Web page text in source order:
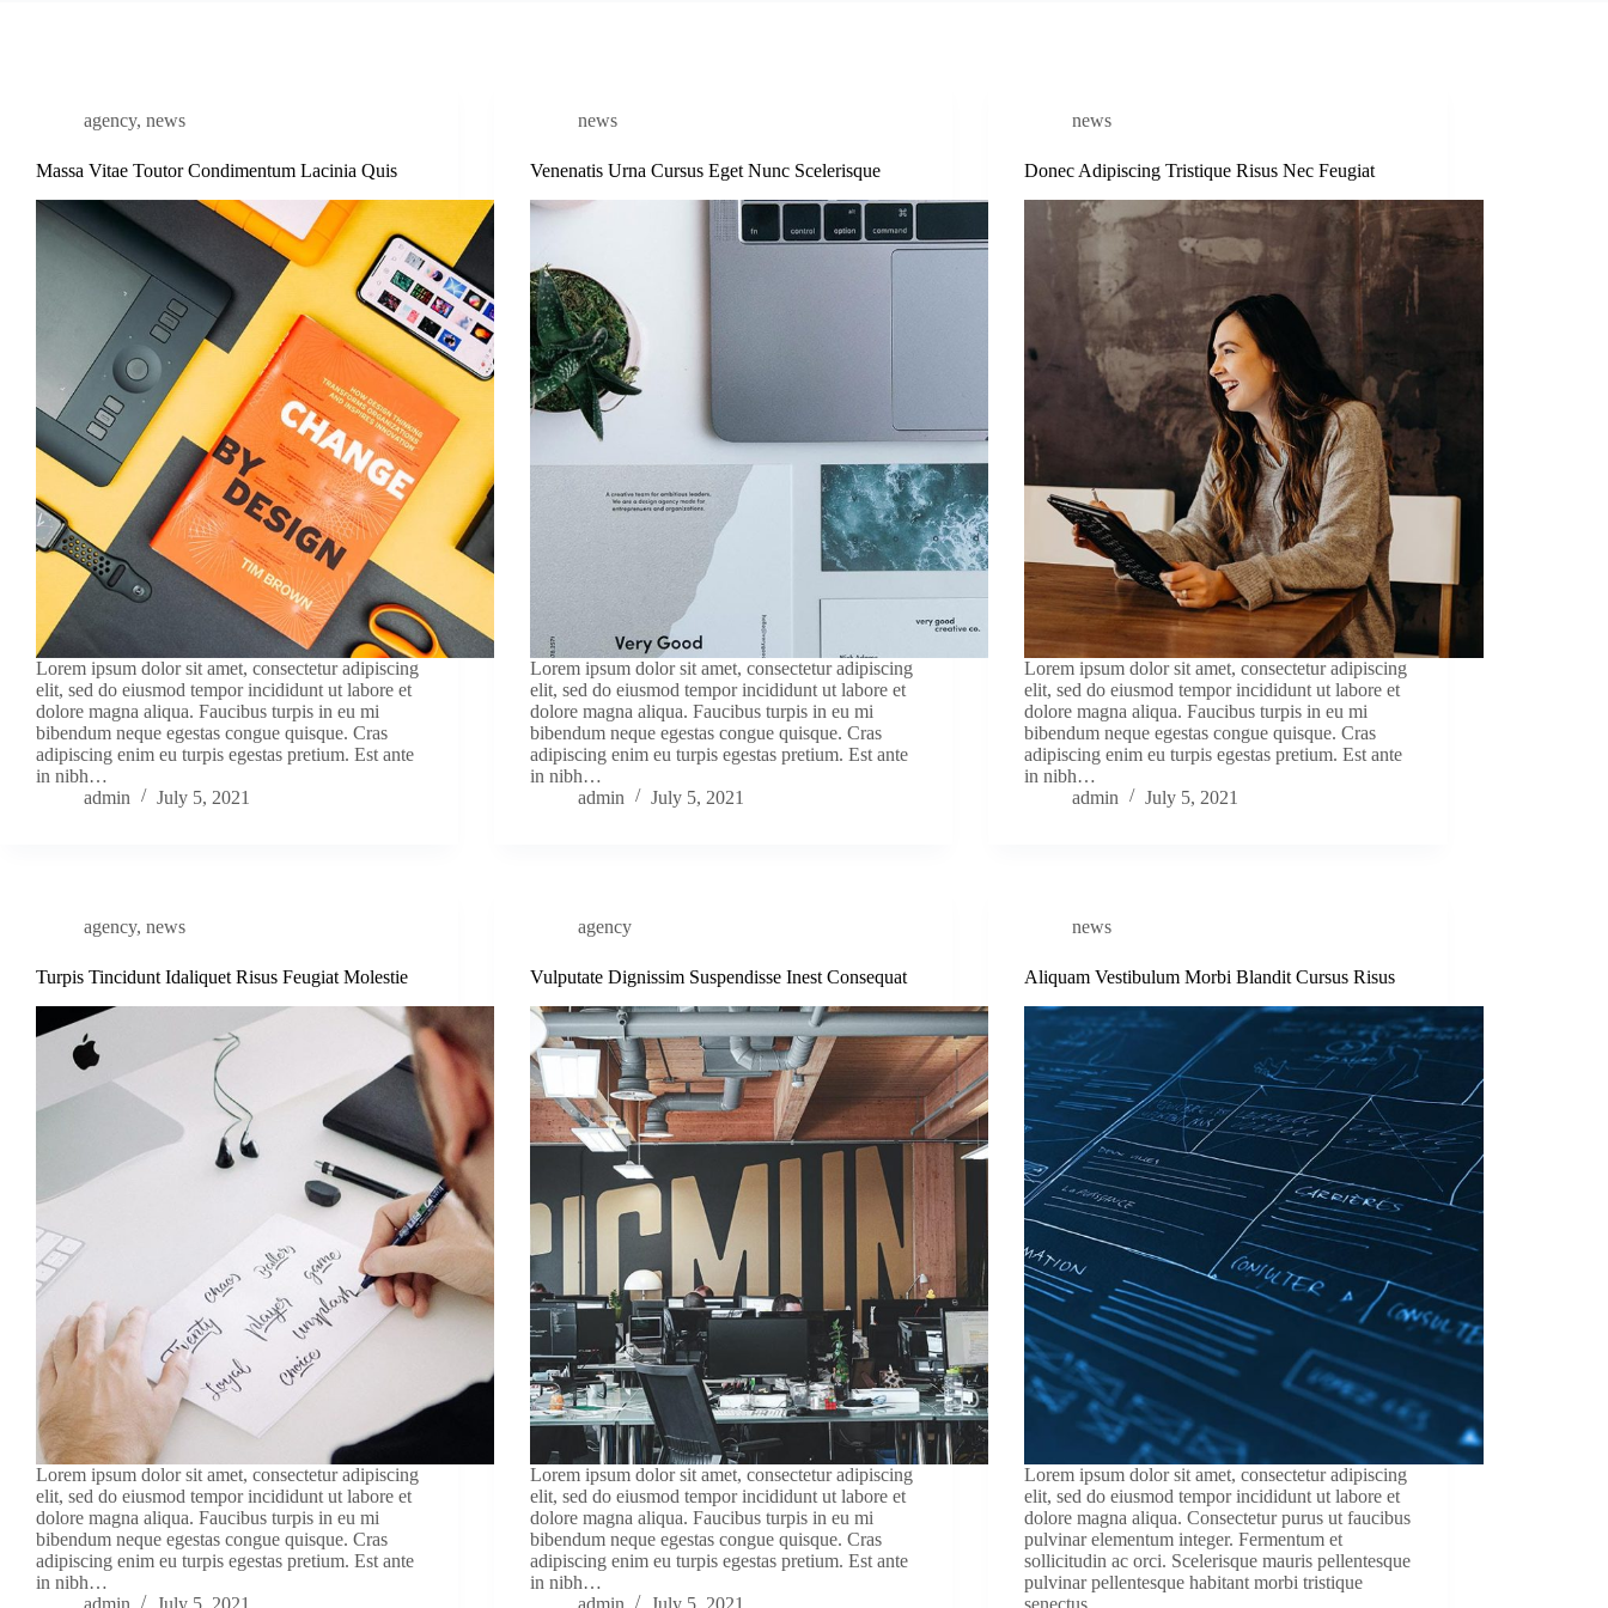
agency, news
Massa Vitae Toutor Condimentum Lacinia Quis
Lorem ipsum dolor sit amet, consectetur adipiscing
elit, sed do eiusmod tempor incididunt ut labore et
dolore magna aliqua. Faucibus turpis in eu mi
bibendum neque egestas congue quisque. Cras
adipiscing enim eu turpis egestas pretium. Est ante
in nibh…
admin
July 5, 2021
news
Venenatis Urna Cursus Eget Nunc Scelerisque
Lorem ipsum dolor sit amet, consectetur adipiscing
elit, sed do eiusmod tempor incididunt ut labore et
dolore magna aliqua. Faucibus turpis in eu mi
bibendum neque egestas congue quisque. Cras
adipiscing enim eu turpis egestas pretium. Est ante
in nibh…
admin
July 5, 2021
news
Donec Adipiscing Tristique Risus Nec Feugiat
Lorem ipsum dolor sit amet, consectetur adipiscing
elit, sed do eiusmod tempor incididunt ut labore et
dolore magna aliqua. Faucibus turpis in eu mi
bibendum neque egestas congue quisque. Cras
adipiscing enim eu turpis egestas pretium. Est ante
in nibh…
admin
July 5, 2021
agency, news
Turpis Tincidunt Idaliquet Risus Feugiat Molestie
Lorem ipsum dolor sit amet, consectetur adipiscing
elit, sed do eiusmod tempor incididunt ut labore et
dolore magna aliqua. Faucibus turpis in eu mi
bibendum neque egestas congue quisque. Cras
adipiscing enim eu turpis egestas pretium. Est ante
in nibh…
admin
July 5, 2021
agency
Vulputate Dignissim Suspendisse Inest Consequat
Lorem ipsum dolor sit amet, consectetur adipiscing
elit, sed do eiusmod tempor incididunt ut labore et
dolore magna aliqua. Faucibus turpis in eu mi
bibendum neque egestas congue quisque. Cras
adipiscing enim eu turpis egestas pretium. Est ante
in nibh…
admin
July 5, 2021
news
Aliquam Vestibulum Morbi Blandit Cursus Risus
Lorem ipsum dolor sit amet, consectetur adipiscing
elit, sed do eiusmod tempor incididunt ut labore et
dolore magna aliqua. Consectetur purus ut faucibus
pulvinar elementum integer. Fermentum et
sollicitudin ac orci. Scelerisque mauris pellentesque
pulvinar pellentesque habitant morbi tristique
senectus…